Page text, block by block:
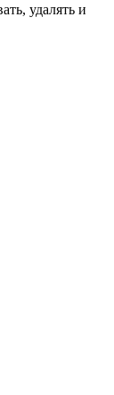
удалять и